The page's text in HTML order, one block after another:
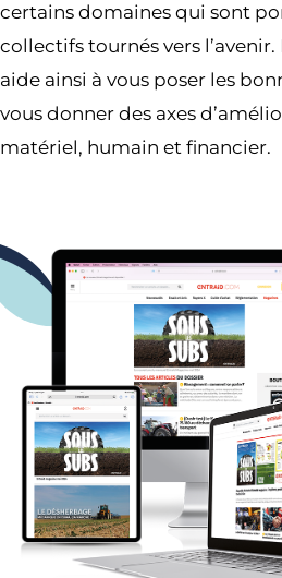
certains domaines qui sont
collectifs tournés vers l’avenir.
aide ainsi à vous poser les
vous donner des axes
matériel, humain et financier.